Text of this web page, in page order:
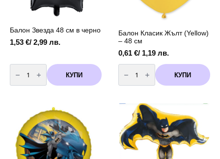
Балон Звезда 48 см в черно
1,53 €/ 2,99 лв.
количество
за
Балон
Звезда
КУПИ
Балон Класик Жълт (Yellow)
– 48 см
0,61 €/ 1,19 лв.
количество
за
Балон
Класик
-
КУПИ